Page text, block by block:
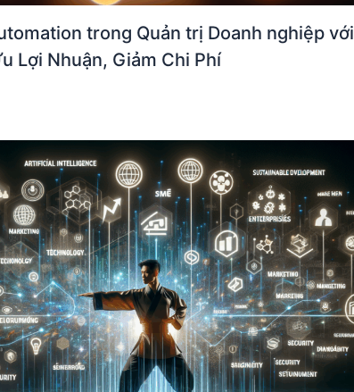
trong Quản trị Doanh nghiệp với
Lợi Nhuận, Giảm Chi Phí